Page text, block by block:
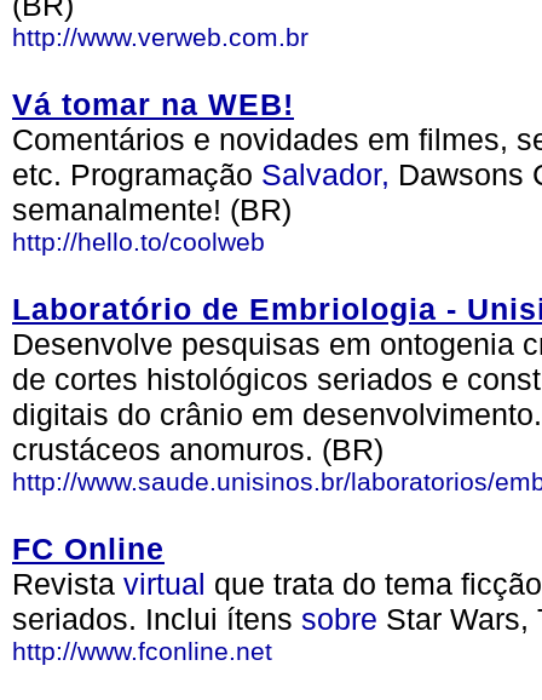
http://www.verweb.com.br
Vá tomar na WEB!
Comentários e novidades em filmes,
etc. Programação Salvador, Dawsons
semanalmente! (BR)
http://hello.to/coolweb
Laboratório de Embriologia -
Desenvolve pesquisas em ontogenia
de cortes histológicos seriados e
digitais do crânio em
crustáceos anomuros. (BR)
http://www.saude.unisinos.br/laboratorios/
FC Online
Revista virtual que trata do tema
seriados. Inclui ítens sobre Star Wars,
http://www.fconline.net